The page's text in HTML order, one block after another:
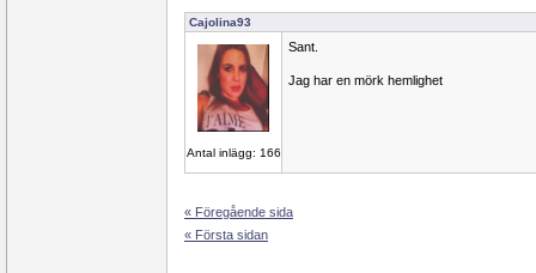
Cajolina93
Antal inlägg: 166
Sant.
Jag har en mörk hemlighet
« Föregående sida
« Första sidan